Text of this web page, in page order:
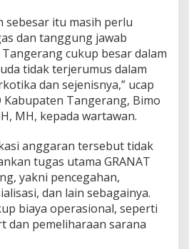
sebesar itu masih perlu
dan tanggung jawab
cukup besar dalam
tidak terjerumus dalam
dan sejenisnya,” ucap
Kabupaten Tangerang, Bimo
MH, kepada wartawan.
anggaran tersebut tidak
tugas utama GRANAT
yakni pencegahan,
dan lain sebagainya.
biaya operasional, seperti
dan pemeliharaan sarana